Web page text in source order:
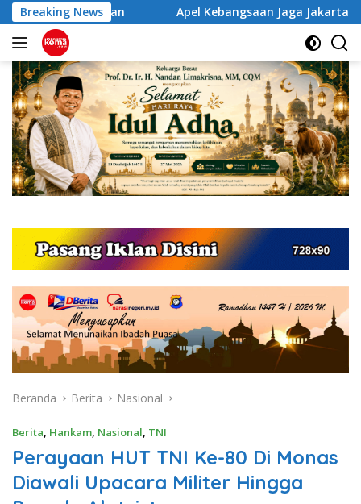
Langsung
ke
konten
Breaking NewsApel Kebangsaan Jaga Jakarta untuk Indonesia,
Beranda Berita Nasional
Berita Hankam Nasional TNI
Perayaan HUT TNI Ke-80 Di Monas
Diawali Upacara Militer Hingga